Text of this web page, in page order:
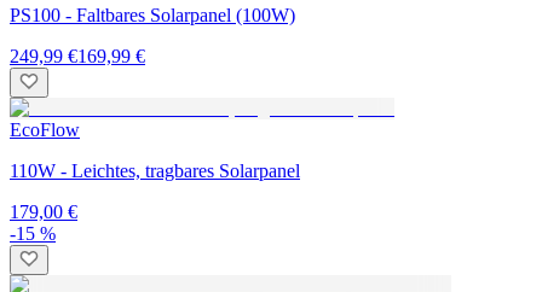
PS100 - Faltbares Solarpanel (100W)
249,99 €169,99 €
EcoFlow
110W - Leichtes, tragbares Solarpanel
179,00 €
-15 %